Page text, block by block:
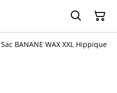
Sac BANANE WAX XXL Hippique